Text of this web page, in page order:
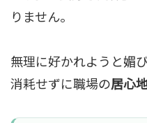
りません。
無理に好かれようと媚
消耗せずに職場の居心